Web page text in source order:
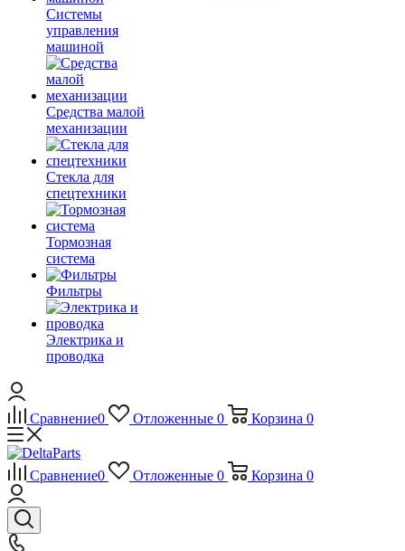
Системы
управления
машиной
Средства малой
механизации
Стекла для
спецтехники
Тормозная
система
Фильтры
Электрика и
проводка
Сравнение0 Отложенные 0 Корзина 0
Сравнение0 Отложенные 0 Корзина 0